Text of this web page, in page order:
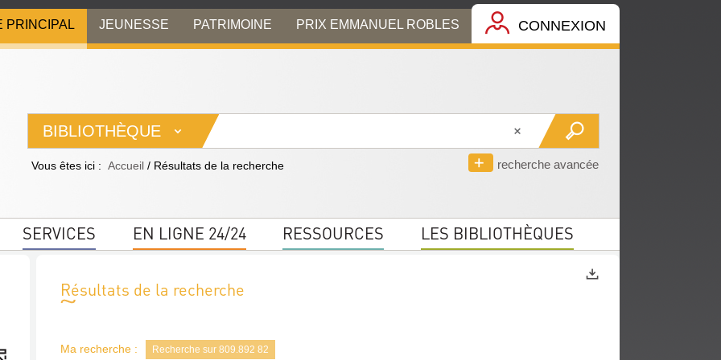
PRINCIPAL JEUNESSE PATRIMOINE PRIX EMMANUEL ROBLES CONNEXION
BIBLIOTHÈQUE
recherche avancée
Vous êtes ici : Accueil / Résultats de la recherche
SERVICES EN LIGNE 24/24 RESSOURCES LES BIBLIOTHÈQUES
Résultats de la recherche
Ma recherche : Recherche sur 809.892 82